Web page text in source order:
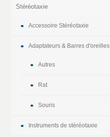
Stéréotaxie
Accessoire Stéréotaxie
Adaptateurs & Barres d'oreilles
Autres
Rat
Souris
Instruments de stéréotaxie